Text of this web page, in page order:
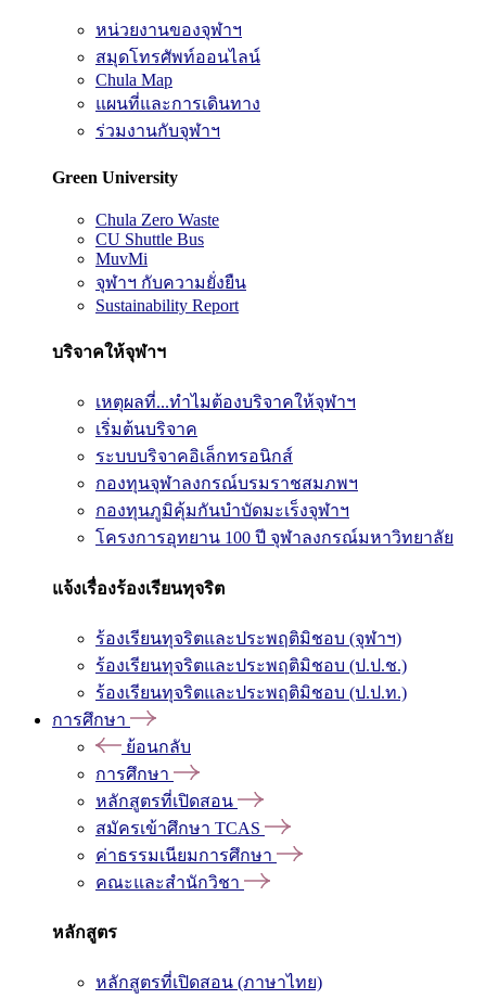
หน่วยงานของจุฬาฯ
สมุดโทรศัพท์ออนไลน์
Chula Map
แผนที่และการเดินทาง
ร่วมงานกับจุฬาฯ
Green University
Chula Zero Waste
CU Shuttle Bus
MuvMi
จุฬาฯ กับความยั่งยืน
Sustainability Report
บริจาคให้จุฬาฯ
เหตุผลที่...ทำไมต้องบริจาคให้จุฬาฯ
เริ่มต้นบริจาค
ระบบบริจาคอิเล็กทรอนิกส์
กองทุนจุฬาลงกรณ์บรมราชสมภพฯ
กองทุนภูมิคุ้มกันบำบัดมะเร็งจุฬาฯ
โครงการอุทยาน 100 ปี จุฬาลงกรณ์มหาวิทยาลัย
แจ้งเรื่องร้องเรียนทุจริต
ร้องเรียนทุจริตและประพฤติมิชอบ (จุฬาฯ)
ร้องเรียนทุจริตและประพฤติมิชอบ (ป.ป.ช.)
ร้องเรียนทุจริตและประพฤติมิชอบ (ป.ป.ท.)
การศึกษา
ย้อนกลับ
การศึกษา
หลักสูตรที่เปิดสอน
สมัครเข้าศึกษา TCAS
ค่าธรรมเนียมการศึกษา
คณะและสำนักวิชา
หลักสูตร
หลักสูตรที่เปิดสอน (ภาษาไทย)